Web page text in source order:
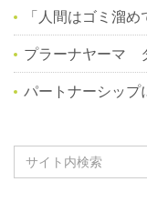
「人間はゴミ溜め
プラーナヤーマ
パートナーシップ